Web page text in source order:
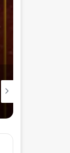
30 أغسطس، 2025